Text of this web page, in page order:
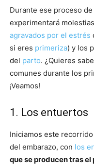
Durante ese proceso
experimentará
agravados por el estrés
si eres primeriza) y los
del parto. ¿Quieres
comunes durante los
¡Veamos!
1. Los entuertos
Iniciamos este
del embarazo, con los
que se producen tras